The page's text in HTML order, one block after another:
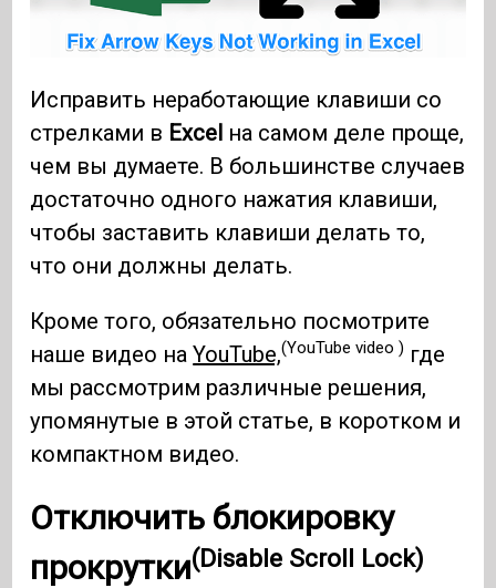
Исправить неработающие клавиши со
стрелками в Excel на самом деле проще,
чем вы думаете. В большинстве случаев
достаточно одного нажатия клавиши,
чтобы заставить клавиши делать то,
что они должны делать.
Кроме того, обязательно посмотрите
наше видео наYouTube,(YouTube video ) где
мы рассмотрим различные решения,
упомянутые в этой статье, в коротком и
компактном видео.
Отключить блокировку
прокрутки(Disable Scroll Lock)